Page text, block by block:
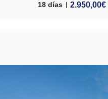
18 días 2.950,00€